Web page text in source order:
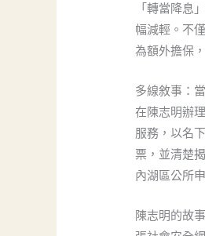
「轉當降息
幅減輕。不
為額外擔保
多線敘事：
在陳志明辦
服務，以名
票，並清楚
內湖區公所
陳志明的故